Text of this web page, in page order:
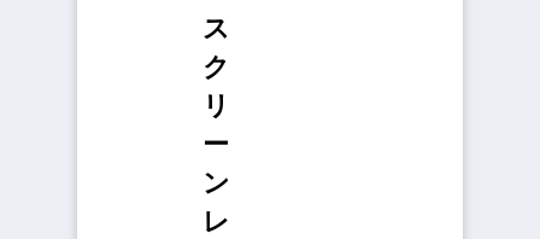
ス
ク
リ
ー
ン
レ